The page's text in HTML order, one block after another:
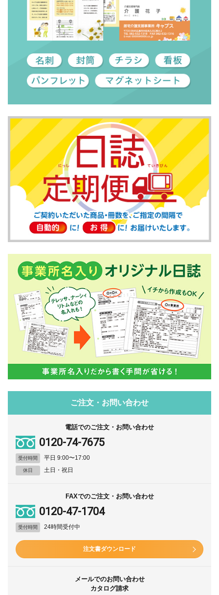
ご注文・お問い合わせ
電話でのご注文・お問い合わせ
0120-74-7675
受付時間 平日 9:00〜17:00
休日 土日・祝日
FAXでのご注文・お問い合わせ
0120-47-1704
受付時間 24時間受付中
注文書ダウンロード
メールでのお問い合わせ
カタログ請求